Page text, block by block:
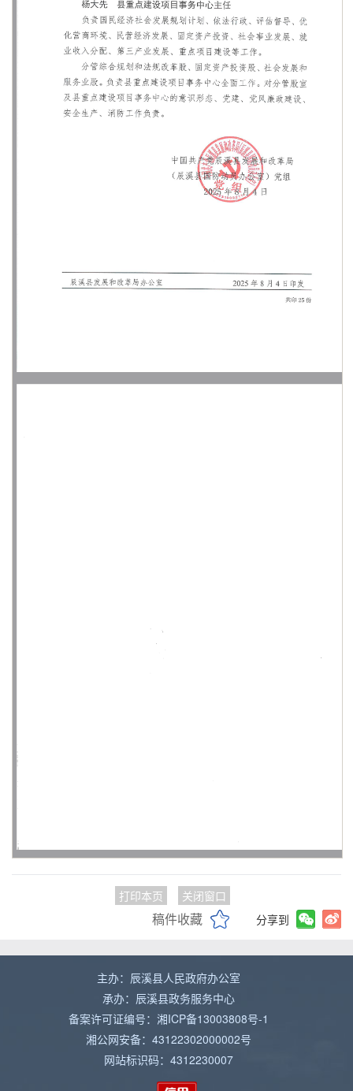
打印本页 关闭窗口
稿件收藏 分享到
主办：辰溪县人民政府办公室
承办：辰溪县政务服务中心
备案许可证编号：湘ICP备13003808号-1
湘公网安备：43122302000002号
网站标识码：4312230007